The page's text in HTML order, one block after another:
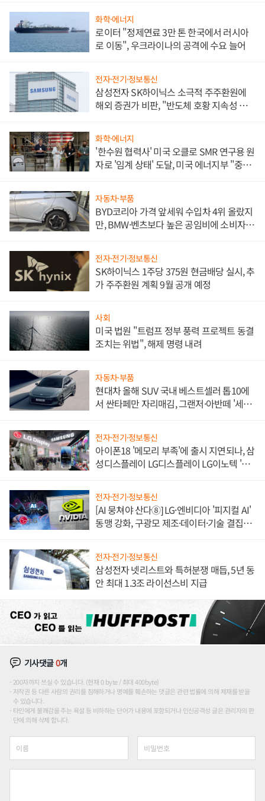
화학·에너지
로이터 "정제연료 3만 톤 한국에서 러시아
로 이동", 우크라이나의 공격에 수요 늘어
전자·전기·정보통신
삼성전자 SK하이닉스 소극적 주주환원에
해외 증권가 비판, "반도체 호황 지속성 의
화학·에너지
'한수원 협력사' 미국 오클로 SMR 연구용 원
자로 '임계 상태' 도달, 미국 에너지부 "중요
자동차·부품
BYD코리아 가격 앞세워 수입차 4위 올랐지
만, BMW·벤츠보다 높은 공임비에 소비자
전자·전기·정보통신
SK하이닉스 1주당 375원 현금배당 실시, 추
가 주주환원 계획 9월 공개 예정
사회
미국 법원 "트럼프 정부 풍력 프로젝트 동결
조치는 위법", 해제 명령 내려
자동차·부품
현대차 올해 SUV 국내 베스트셀러 톱10에
서 싼타페만 자리매김, 그랜저·아반떼 '세단
전자·전기·정보통신
아이폰18 '메모리 부족'에 출시 지연되나, 삼
성디스플레이 LG디스플레이 LG이노텍 '탈
전자·전기·정보통신
[AI 뭉쳐야 산다⑧] LG·엔비디아 '피지컬 AI'
동맹 강화, 구광모 제조·데이터·기술 결집
전자·전기·정보통신
삼성전자 넷리스트와 특허분쟁 매듭, 5년 동
안 최대 1.3조 라이선스비 지급
기사댓글0개
200자까지 쓰실 수 있습니다. (현재 0 byte / 최대 400byte)
저작권 등 다른 사람의 권리를 침해하거나 명예를 훼손하는 댓글은 관련 법률에 의해 제재를 받을
수 있습니다.
타인에게 불쾌감을 주는 욕설 등 비하하는 단어가 내용에 포함되거나 인신공격성 글은 관리자의 판
단에 의해 삭제 합니다.